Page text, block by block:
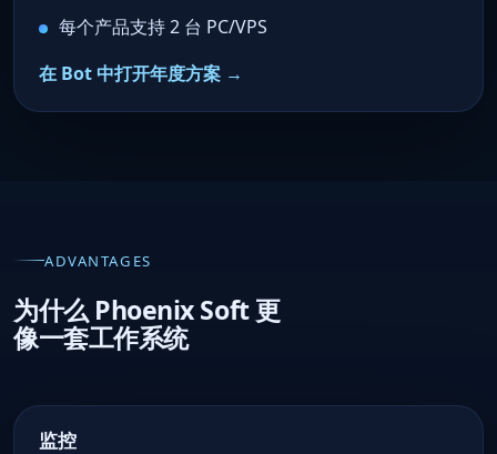
每个产品支持 2 台 PC/VPS
在 Bot 中打开年度方案 →
ADVANTAGES
为什么 Phoenix Soft 更
像一套工作系统
监控